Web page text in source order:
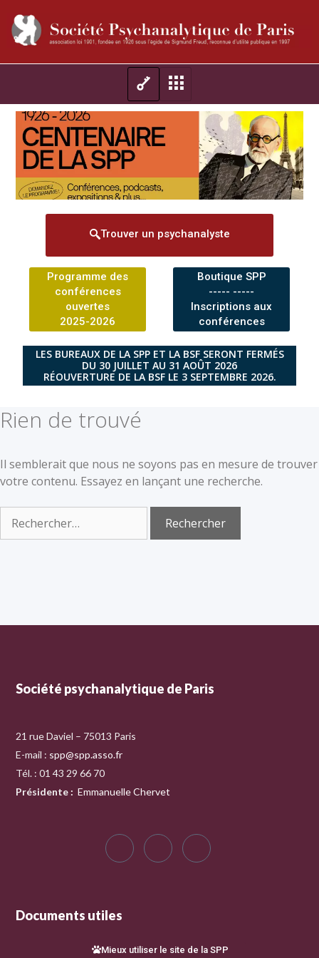
Trouver un psychanalyste
Programme des
conférences
ouvertes
2025-2026
Boutique SPP
----- -----
Inscriptions aux
conférences
LES BUREAUX DE LA SPP ET LA BSF SERONT FERMÉS
DU 30 JUILLET AU 31 AOÛT 2026
RÉOUVERTURE DE LA BSF LE 3 SEPTEMBRE 2026.
Rien de trouvé
Il semblerait que nous ne soyons pas en mesure de trouver
votre contenu. Essayez en lançant une recherche.
Société psychanalytique de Paris
21 rue Daviel – 75013 Paris
E-mail : spp@spp.asso.fr
Tél. : 01 43 29 66 70
Présidente : Emmanuelle Chervet
Documents utiles
Mieux utiliser le site de la SPP